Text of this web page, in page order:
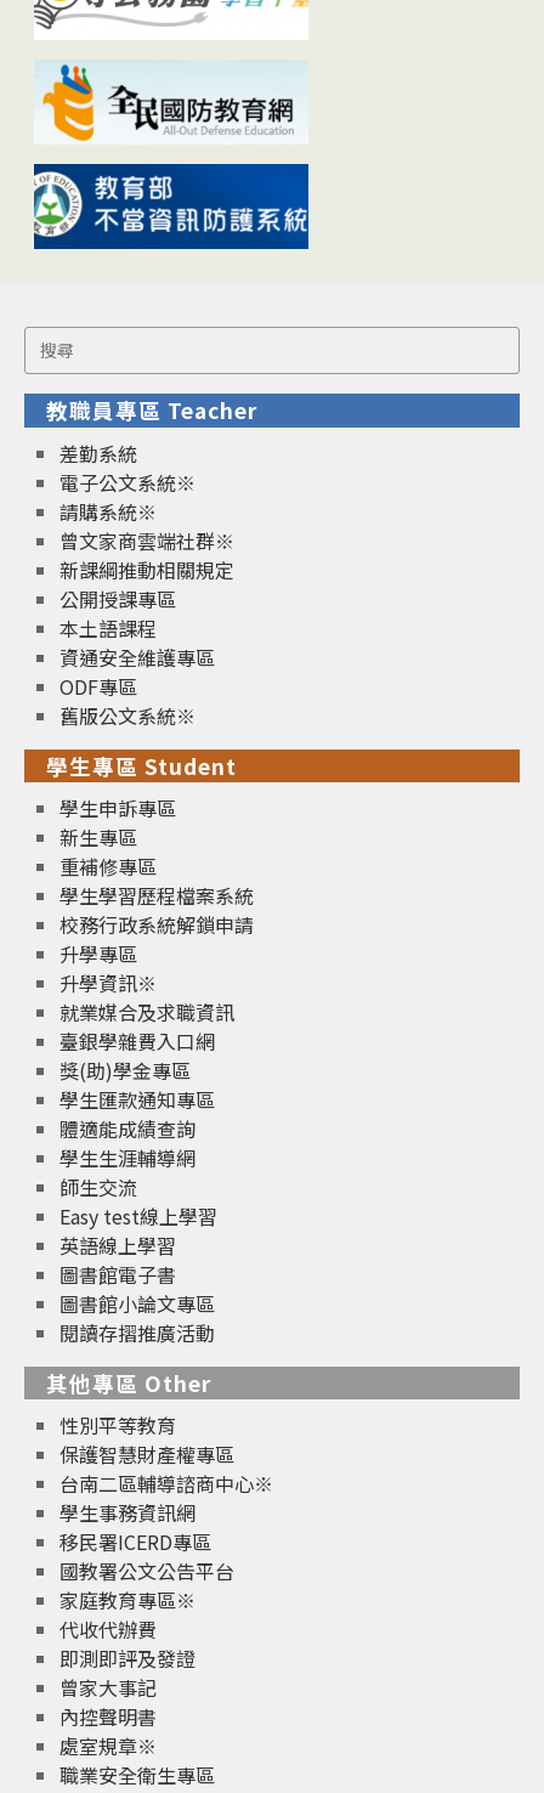
Search
for:
教職員專區 Teacher
差勤系統
電子公文系統※
請購系統※
曾文家商雲端社群※
新課綱推動相關規定
公開授課專區
本土語課程
資通安全維護專區
ODF專區
舊版公文系統※
學生專區 Student
學生申訴專區
新生專區
重補修專區
學生學習歷程檔案系統
校務行政系統解鎖申請
升學專區
升學資訊※
就業媒合及求職資訊
臺銀學雜費入口網
獎(助)學金專區
學生匯款通知專區
體適能成績查詢
學生生涯輔導網
師生交流
Easy test線上學習
英語線上學習
圖書館電子書
圖書館小論文專區
閱讀存摺推廣活動
其他專區 Other
性別平等教育
保護智慧財產權專區
台南二區輔導諮商中心※
學生事務資訊網
移民署ICERD專區
國教署公文公告平台
家庭教育專區※
代收代辦費
即測即評及發證
曾家大事記
內控聲明書
處室規章※
職業安全衛生專區